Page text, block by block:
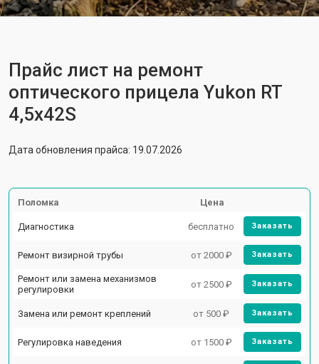
Прайс лист на ремонт
оптического прицела Yukon RT
4,5х42S
Дата обновления прайса: 19.07.2026
Поломка Цена
Диагностика бесплатно Заказать
Ремонт визирной трубы от 2000 ₽ Заказать
Ремонт или замена механизмов
регулировки
от 2500 ₽ Заказать
Замена или ремонт креплений от 500 ₽ Заказать
Регулировка наведения от 1500 ₽ Заказать